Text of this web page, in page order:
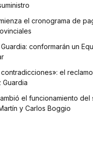
el cronograma de
conformarán un
el
Guardia
el funcionamiento del
y Carlos Boggio